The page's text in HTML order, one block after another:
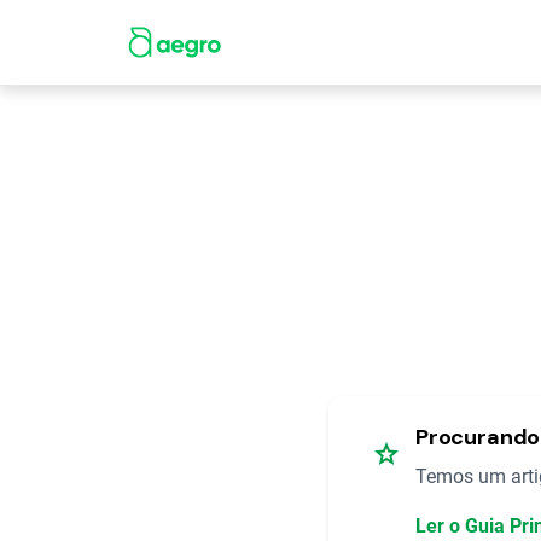
star
Temos um
Ler o Guia